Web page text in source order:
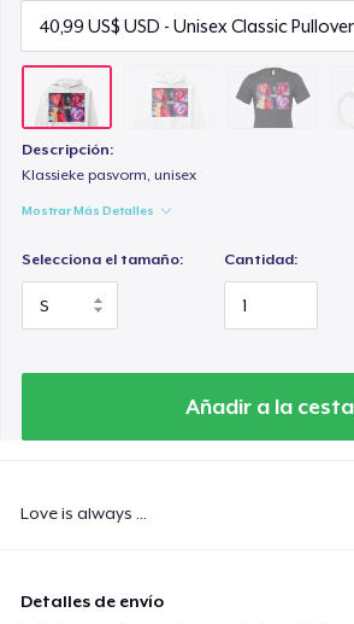
Descripción:
Klassieke pasvorm, unisex
Mostrar Más Detalles
Selecciona el tamaño: Cantidad:
Añadir a la cesta
Love is always ...
Detalles de envío
Tru Transfer Printed Unisex
Classic Long Sleeve Tee